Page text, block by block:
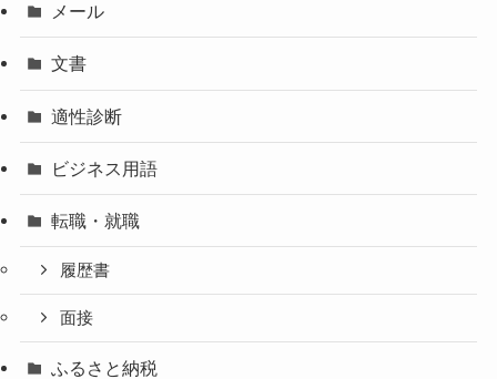
メール
文書
適性診断
ビジネス用語
転職・就職
履歴書
面接
ふるさと納税